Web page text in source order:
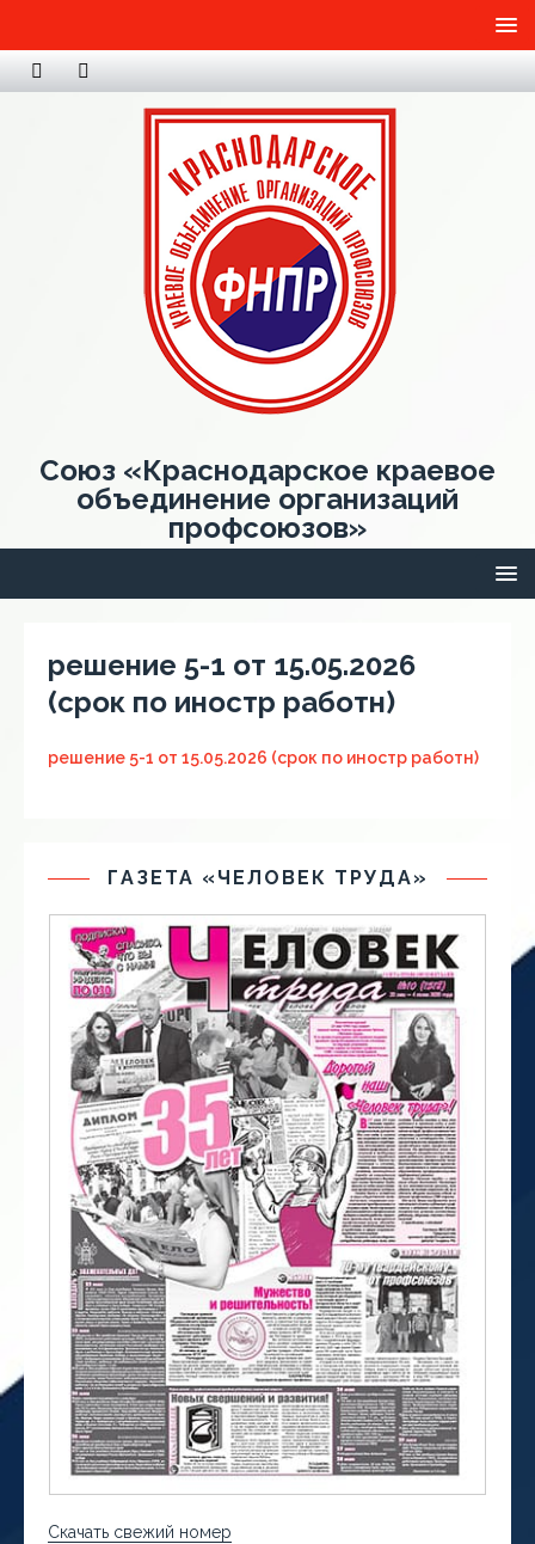
Союз «Краснодарское краевое
объединение организаций
профсоюзов»
решение 5-1 от 15.05.2026
(срок по иностр работн)
решение 5-1 от 15.05.2026 (срок по иностр работн)
ГАЗЕТА «ЧЕЛОВЕК ТРУДА»
Скачать свежий номер